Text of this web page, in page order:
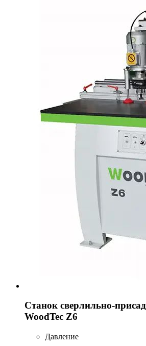
Станок сверлильно-
WoodTec Z6
Давление